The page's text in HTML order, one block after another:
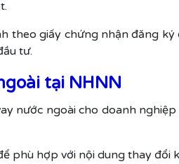
theo giấy chứng nhận đăng
tư.
tại NHNN
nước ngoài cho doanh
phù hợp với nội dung thay đổi